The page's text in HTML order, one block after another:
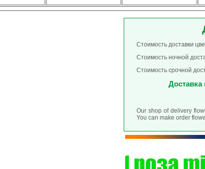
Стоимость доставки
Стоимость ночной
Стоимость срочной
Доставка
Our shop of delivery
You can make order